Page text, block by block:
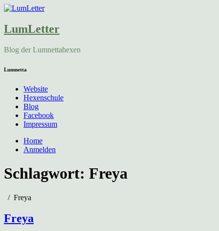
LumLetter
Blog der Lumnettahexen
Lumnetta
Website
Hexenschule
Blog
Facebook
Impressum
Home
Anmelden
Schlagwort: Freya
Freya
Freya